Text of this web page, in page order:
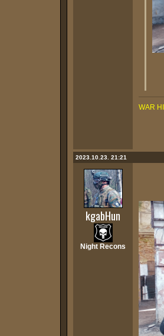
WAR
2023.10.23. 21:21
kgabHun
Night Recons